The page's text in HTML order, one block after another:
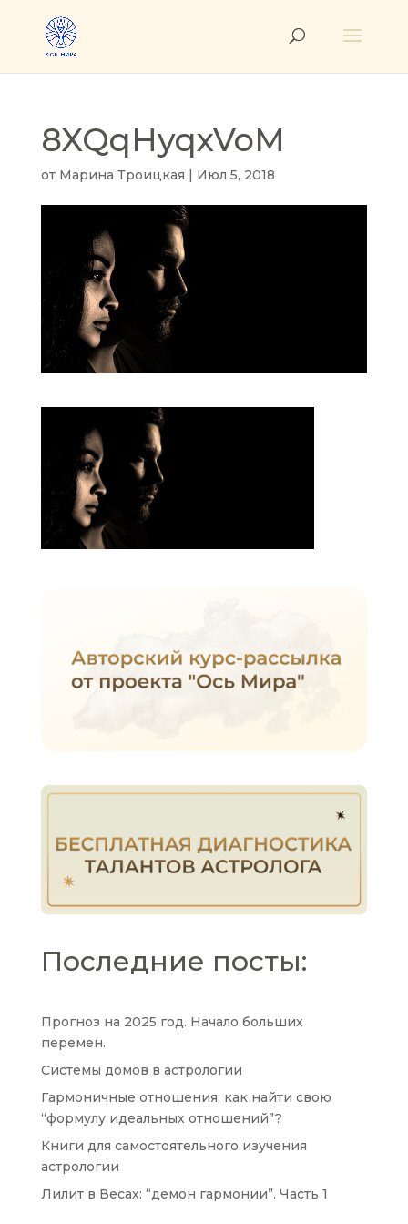
8XQqHyqxVoM
от Марина Троицкая | Июл 5, 2018
Последние посты:
Прогноз на 2025 год. Начало больших
перемен.
Системы домов в астрологии
Гармоничные отношения: как найти свою
“формулу идеальных отношений”?
Книги для самостоятельного изучения
астрологии
Лилит в Весах: “демон гармонии”. Часть 1